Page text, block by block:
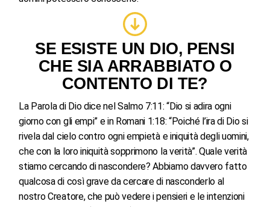
SE ESISTE UN DIO, PENSI
CHE SIA ARRABBIATO O
CONTENTO DI TE?
La Parola di Dio dice nel Salmo 7:11: “Dio si adira ogni
giorno con gli empi” e in Romani 1:18: “Poiché l’ira di Dio si
rivela dal cielo contro ogni empietà e iniquità degli uomini,
che con la loro iniquità sopprimono la verità”. Quale verità
stiamo cercando di nascondere? Abbiamo davvero fatto
qualcosa di così grave da cercare di nasconderlo al
nostro Creatore, che può vedere i pensieri e le intenzioni